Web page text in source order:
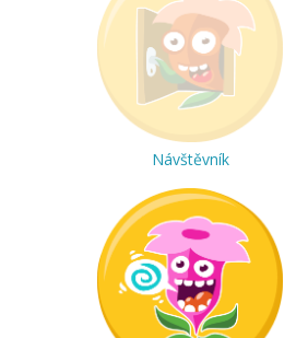
Návštěvník